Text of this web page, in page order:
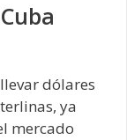
dólares
ya
mercado